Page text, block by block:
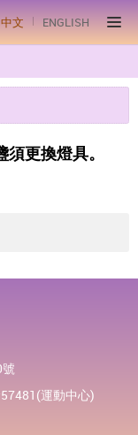
中文 ENGLISH
更換燈具。
運動中心)